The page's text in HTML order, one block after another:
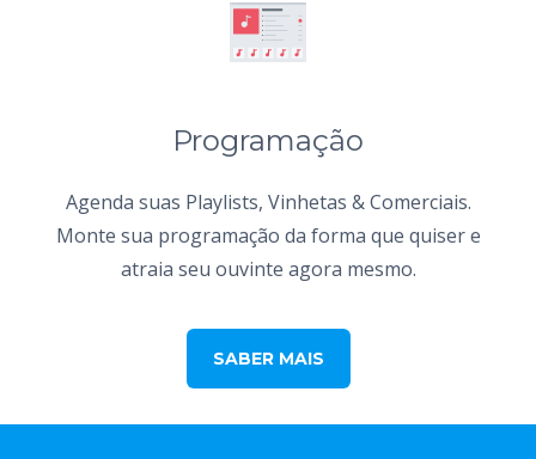
Programação
Agenda suas Playlists, Vinhetas & Comerciais.
Monte sua programação da forma que quiser e
atraia seu ouvinte agora mesmo.
SABER MAIS